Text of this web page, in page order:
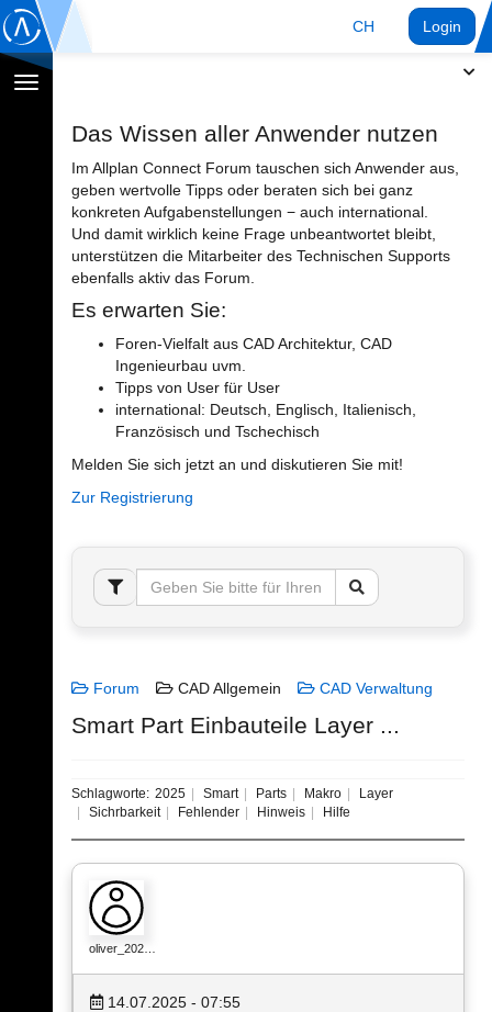
CH Login
Navigation
Das Wissen aller Anwender nutzen
Im Allplan Connect Forum tauschen sich Anwender aus,
geben wertvolle Tipps oder beraten sich bei ganz
konkreten Aufgabenstellungen − auch international.
Und damit wirklich keine Frage unbeantwortet bleibt,
unterstützen die Mitarbeiter des Technischen Supports
ebenfalls aktiv das Forum.
Es erwarten Sie:
Foren-Vielfalt aus CAD Architektur, CAD
Ingenieurbau uvm.
Tipps von User für User
international: Deutsch, Englisch, Italienisch,
Französisch und Tschechisch
Melden Sie sich jetzt an und diskutieren Sie mit!
Zur Registrierung
Forum CAD Allgemein CAD Verwaltung
Smart Part Einbauteile Layer ...
Schlagworte: 2025 Smart Parts Makro
Layer
Sichrbarkeit
Fehlender Hinweis Hilfe
oliver_202…
14.07.2025 - 07:55